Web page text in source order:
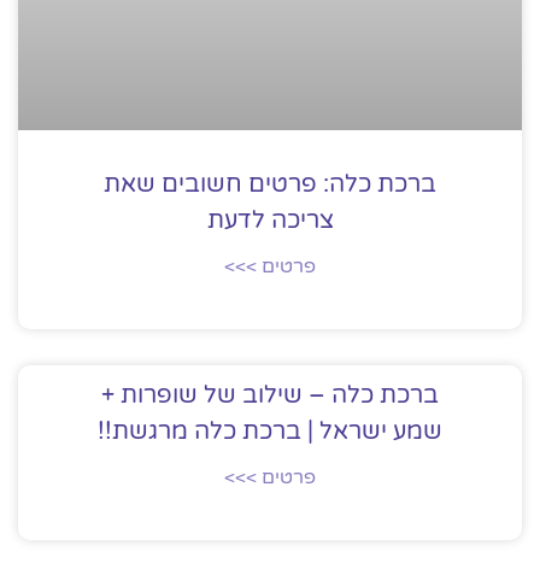
ברכת כלה: פרטים חשובים שאת
צריכה לדעת
פרטים >>>
ברכת כלה – שילוב של שופרות +
שמע ישראל | ברכת כלה מרגשת!!
פרטים >>>